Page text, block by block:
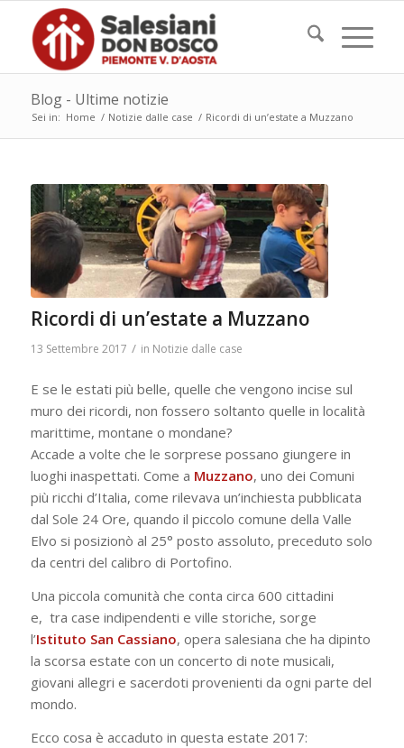
Blog - Ultime notizie
Sei in: Home / Notizie dalle case / Ricordi di un’estate a Muzzano
Ricordi di un’estate a Muzzano
13 Settembre 2017 / in Notizie dalle case
E se le estati più belle, quelle che vengono incise sul
muro dei ricordi, non fossero soltanto quelle in località
marittime, montane o mondane?
Accade a volte che le sorprese possano giungere in
luoghi inaspettati. Come a Muzzano, uno dei Comuni
più ricchi d’Italia, come rilevava un’inchiesta pubblicata
dal Sole 24 Ore, quando il piccolo comune della Valle
Elvo si posizionò al 25° posto assoluto, preceduto solo
da centri del calibro di Portofino.
Una piccola comunità che conta circa 600 cittadini
e, tra case indipendenti e ville storiche, sorge
l’Istituto San Cassiano, opera salesiana che ha dipinto
la scorsa estate con un concerto di note musicali,
giovani allegri e sacerdoti provenienti da ogni parte del
mondo.
Ecco cosa è accaduto in questa estate 2017: